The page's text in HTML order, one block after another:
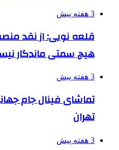
3 هفته پیش
قلعه نویی: از نقد
هیچ سمتی ماندگار
3 هفته پیش
تماشای فینال جام
تهران
3 هفته پیش